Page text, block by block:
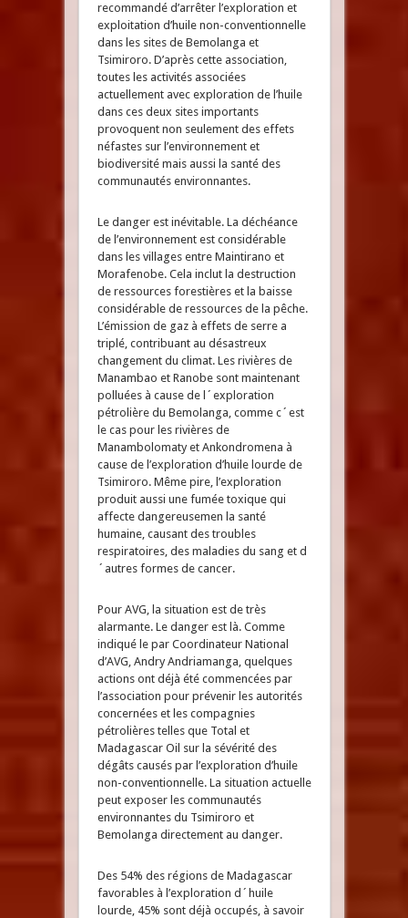
recommandé d’arrêter l’exploration et
exploitation d’huile non-conventionnelle
dans les sites de Bemolanga et
Tsimiroro. D’après cette association,
toutes les activités associées
actuellement avec exploration de l’huile
dans ces deux sites importants
provoquent non seulement des effets
néfastes sur l’environnement et
biodiversité mais aussi la santé des
communautés environnantes.
Le danger est inévitable. La déchéance
de l’environnement est considérable
dans les villages entre Maintirano et
Morafenobe. Cela inclut la destruction
de ressources forestières et la baisse
considérable de ressources de la pêche.
L’émission de gaz à effets de serre a
triplé, contribuant au désastreux
changement du climat. Les rivières de
Manambao et Ranobe sont maintenant
polluées à cause de l´exploration
pétrolière du Bemolanga, comme c´est
le cas pour les rivières de
Manambolomaty et Ankondromena à
cause de l’exploration d’huile lourde de
Tsimiroro. Même pire, l’exploration
produit aussi une fumée toxique qui
affecte dangereusemen la santé
humaine, causant des troubles
respiratoires, des maladies du sang et d
´autres formes de cancer.
Pour AVG, la situation est de très
alarmante. Le danger est là. Comme
indiqué le par Coordinateur National
d’AVG, Andry Andriamanga, quelques
actions ont déjà été commencées par
l’association pour prévenir les autorités
concernées et les compagnies
pétrolières telles que Total et
Madagascar Oil sur la sévérité des
dégâts causés par l’exploration d’huile
non-conventionnelle. La situation actuelle
peut exposer les communautés
environnantes du Tsimiroro et
Bemolanga directement au danger.
Des 54% des régions de Madagascar
favorables à l’exploration d´huile
lourde, 45% sont déjà occupés, à savoir